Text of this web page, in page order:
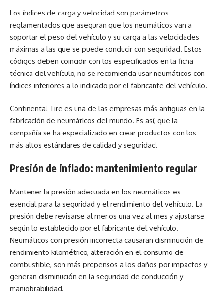
Los índices de carga y velocidad son parámetros
reglamentados que aseguran que los neumáticos van a
soportar el peso del vehículo y su carga a las velocidades
máximas a las que se puede conducir con seguridad. Estos
códigos deben coincidir con los especificados en la ficha
técnica del vehículo, no se recomienda usar neumáticos con
índices inferiores a lo indicado por el fabricante del vehículo.
Continental Tire es una de las empresas más antiguas en la
fabricación de neumáticos del mundo. Es así, que la
compañía se ha especializado en crear productos con los
más altos estándares de calidad y seguridad.
Presión de inflado: mantenimiento regular
Mantener la presión adecuada en los neumáticos es
esencial para la seguridad y el rendimiento del vehículo. La
presión debe revisarse al menos una vez al mes y ajustarse
según lo establecido por el fabricante del vehículo.
Neumáticos con presión incorrecta causaran disminución de
rendimiento kilométrico, alteración en el consumo de
combustible, son más propensos a los daños por impactos y
generan disminución en la seguridad de conducción y
maniobrabilidad.